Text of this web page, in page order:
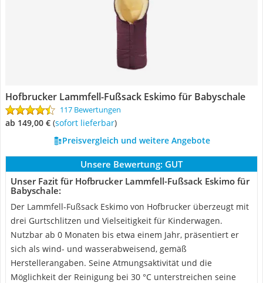
Hofbrucker Lammfell-Fußsack Eskimo für Babyschale
117 Bewertungen
ab 149,00 € ( Sofort lieferbar)
Preisvergleich und weitere Angebote
Unsere Bewertung: GUT
Unser Fazit für Hofbrucker Lammfell-Fußsack Eskimo für
Babyschale:
Der Lammfell-Fußsack Eskimo von Hofbrucker überzeugt mit
drei Gurtschlitzen und Vielseitigkeit für Kinderwagen.
Nutzbar ab 0 Monaten bis etwa einem Jahr, präsentiert er
sich als wind- und wasserabweisend, gemäß
Herstellerangaben. Seine Atmungsaktivität und die
Möglichkeit der Reinigung bei 30 °C unterstreichen seine